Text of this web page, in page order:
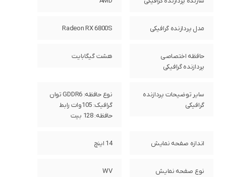
مدل پردازنده گرافیکی Radeon RX 6800S
حافظه اختصاصی
پردازنده گرافیکی
هشت گیگابایت
سایر توضیحات پردازنده
گرافیکی
نوع حافظه: GDDR6 توان
گرافیک: 105وات رابط
حافظه: 128 بیت
اندازه صفحه نمایش 14 اینچ
نوع صفحه نمایش WV